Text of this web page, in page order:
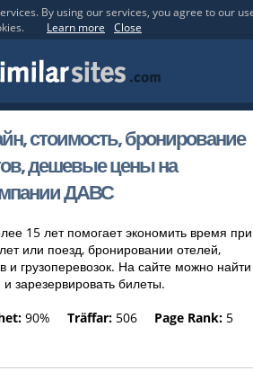
By using our services, you agree to our
Learn more Close
стоимость, бронирование
дешевые цены на
ДАВС
15 лет помогает экономить время при
или поезд, бронировании отелей,
и грузоперевозок. На сайте можно найти
билеты.
90% Träffar: 506 Page Rank: 5